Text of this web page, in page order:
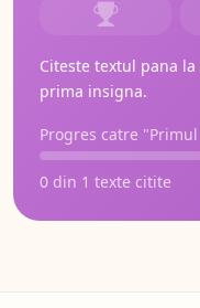
Citeste textul pana
prima insigna.
Progres catre
0 din 1 texte citite